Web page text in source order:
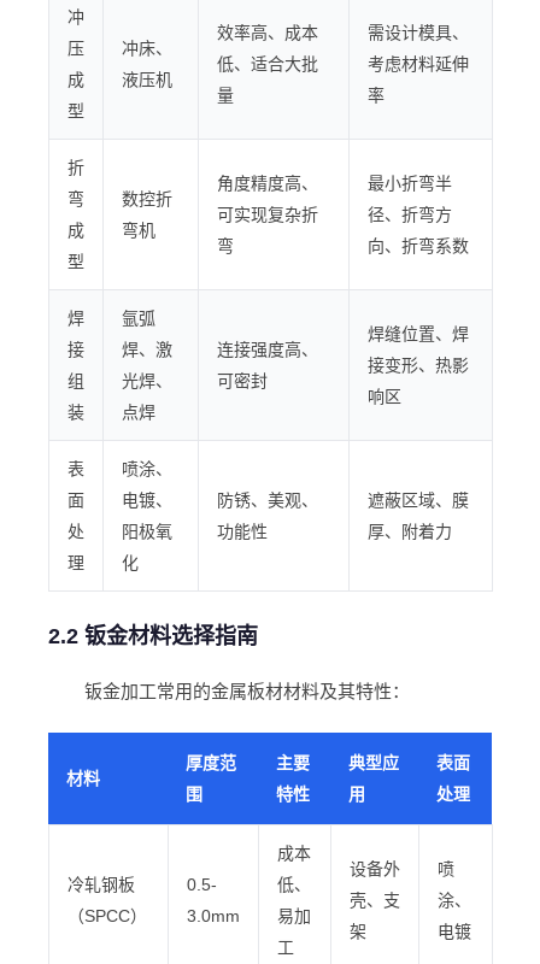
冲
压
成
型
冲床、
液压机
效率高、成本
低、适合大批
量
需设计模具、
考虑材料延伸
率
折
弯
成
型
数控折
弯机
角度精度高、
可实现复杂折
弯
最小折弯半
径、折弯方
向、折弯系数
焊
接
组
装
氩弧
焊、激
光焊、
点焊
连接强度高、
可密封
焊缝位置、焊
接变形、热影
响区
表
面
处
理
喷涂、
电镀、
阳极氧
化
防锈、美观、
功能性
遮蔽区域、膜
厚、附着力
2.2 钣金材料选择指南
钣金加工常用的金属板材材料及其特性：
材料
厚度范
围
主要
特性
典型应
用
表面
处理
冷轧钢板
（SPCC）
0.5-
3.0mm
成本
低、
易加
工
设备外
壳、支
架
喷
涂、
电镀